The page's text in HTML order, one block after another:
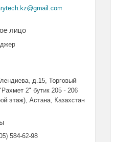
д.15, Торговый
2" бутик 205 - 206
этаж), Астана, Казахстан
584-62-98